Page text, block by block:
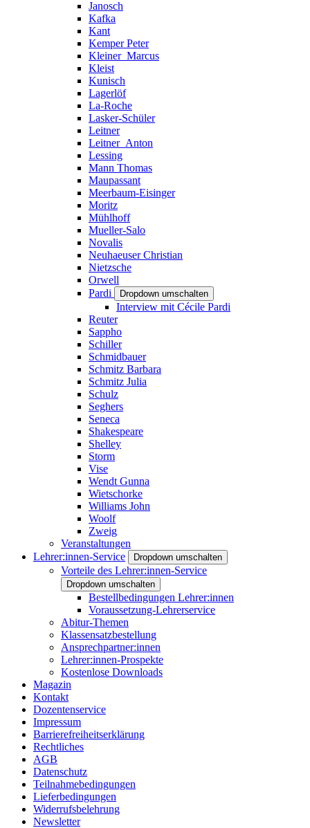
Janosch
Kafka
Kant
Kemper Peter
Kleiner_Marcus
Kleist
Kunisch
Lagerlöf
La-Roche
Lasker-Schüler
Leitner
Leitner_Anton
Lessing
Mann Thomas
Maupassant
Meerbaum-Eisinger
Moritz
Mühlhoff
Mueller-Salo
Novalis
Neuhaeuser Christian
Nietzsche
Orwell
Pardi
Dropdown umschalten
Interview mit Cécile Pardi
Reuter
Sappho
Schiller
Schmidbauer
Schmitz Barbara
Schmitz Julia
Schulz
Seghers
Seneca
Shakespeare
Shelley
Storm
Vise
Wendt Gunna
Wietschorke
Williams John
Woolf
Zweig
Veranstaltungen
Lehrer:innen-Service
Dropdown umschalten
Vorteile des Lehrer:innen-Service
Dropdown umschalten
Bestellbedingungen Lehrer:innen
Voraussetzung-Lehrerservice
Abitur-Themen
Klassensatzbestellung
Ansprechpartner:innen
Lehrer:innen-Prospekte
Kostenlose Downloads
Magazin
Kontakt
Dozentenservice
Impressum
Barrierefreiheitserklärung
Rechtliches
AGB
Datenschutz
Teilnahmebedingungen
Lieferbedingungen
Widerrufsbelehrung
Newsletter